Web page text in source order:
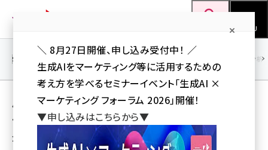
ン
MENU
seo (3526)
SEO アクセス解析／データ分析
用語「機械学習モデル」 が使われている記事の
一覧
全 2 記事中 1 ～ 2 を表示中
＼ 8月27日開催、申し込み受付中！ ／
生成AIをマーケティング等に活用するための
考え方を学べるセミナーイベント「生成AI ×
マーケティング フォーラム 2026」開催！
▼申し込みはこちらから▼